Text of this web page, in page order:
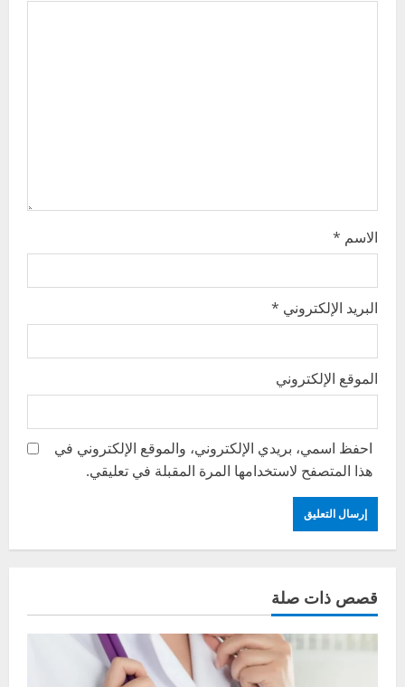
n
الاسم *
البريد الإلكتروني *
الموقع الإلكتروني
احفظ اسمي، بريدي الإلكتروني، والموقع الإلكتروني في
هذا المتصفح لاستخدامها المرة المقبلة في تعليقي.
قصص ذات صلة